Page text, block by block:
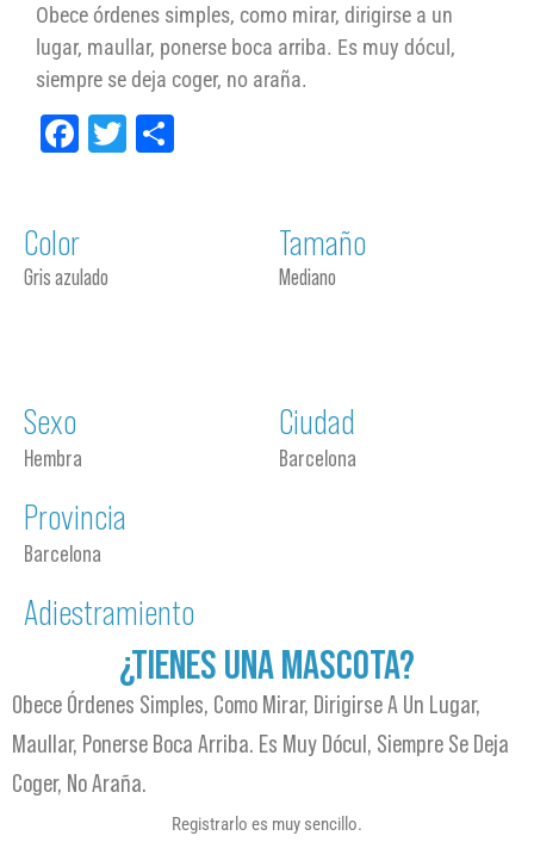
Obece órdenes simples, como mirar, dirigirse a un
lugar, maullar, ponerse boca arriba. Es muy dócul,
siempre se deja coger, no araña.
Facebook
Twitter
Color
Gris azulado
Tamaño
Mediano
Sexo
Hembra
Ciudad
Barcelona
Provincia
Barcelona
Adiestramiento
¿TIENES UNA MASCOTA?
Obece Órdenes Simples, Como Mirar, Dirigirse A Un Lugar,
Maullar, Ponerse Boca Arriba. Es Muy Dócul, Siempre Se Deja
Coger, No Araña.
Registrarlo es muy sencillo.